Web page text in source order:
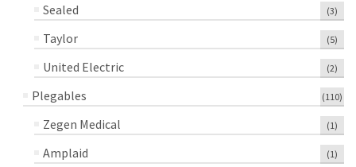
Sealed (3)
Taylor (5)
United Electric (2)
Plegables (110)
Zegen Medical (1)
Amplaid (1)